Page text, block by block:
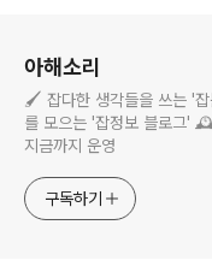
아해소리
🖌️ 잡다한 생각들을 쓰는 '
를 모으는 '잡정보 블로그'
지금까지 운영
구독하기